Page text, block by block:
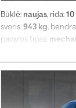
Būklė: naujas, rida:
svoris:943 kg,
pavaros tipas:
2025, Įranga:ABS,
sistema, kruizo